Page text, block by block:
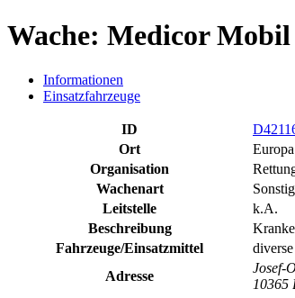
Wache: Medicor Mobil
Informationen
Einsatzfahrzeuge
ID
Ort
Organisation
Wachenart
Leitstelle
k.A.
Beschreibung
Fahrzeuge/Einsatzmittel
Adresse
Josef-
10365